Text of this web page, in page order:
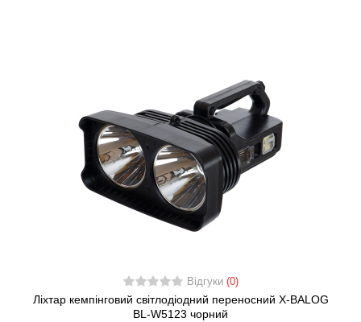
Відгуки (0)
Ліхтар кемпінговий світлодіодний переносний X-BALOG
BL-W5123 чорний